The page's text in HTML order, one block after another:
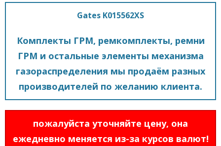
Gates K015562XS
Комплекты ГРМ, ремкомплекты, ремни
ГРМ и остальные элементы механизма
газораспределения мы продаём разных
производителей по желанию клиента.
пожалуйста уточняйте цену, она
ежедневно меняется из-за курсов валют!